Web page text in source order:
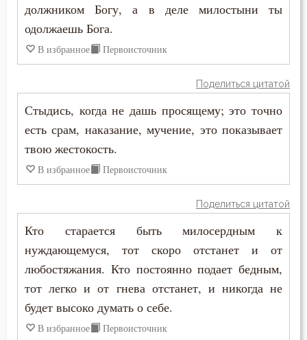
Воля
Воплощение
Воскресение
Воспитание
Высокомерие
Глаза
Иероним Стридонский
Иларион Оптинский (Пономарёв)
Илия Екдик
Иоанн Дамаскин
Иоанн Кронштадтский
Иоанн Лествичник
Иоанн Мосх
должником Богу, а в деле милостыни ты
одолжаешь Бога.
В избранное Первоисточник
Поделиться цитатой
Стыдись, когда не дашь просящему; это точно
есть срам, наказание, мучение, это показывает
твою жестокость.
В избранное Первоисточник
Поделиться цитатой
Кто старается быть милосердным к
нуждающемуся, тот скоро отстанет и от
любостяжания. Кто постоянно подает бедным,
тот легко и от гнева отстанет, и никогда не
будет высоко думать о себе.
В избранное Первоисточник